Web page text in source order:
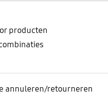
producten
annuleren/retourneren